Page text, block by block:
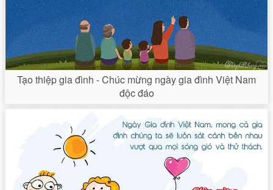
Tạo thiệp gia đình - Chúc mừng ngày gia đình Việt Nam
độc đáo